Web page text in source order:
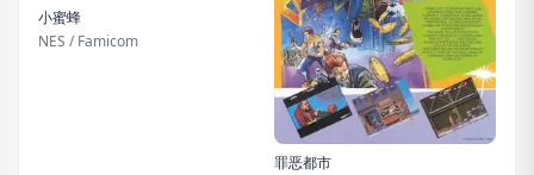
小蜜蜂
NES / Famicom
罪恶都市